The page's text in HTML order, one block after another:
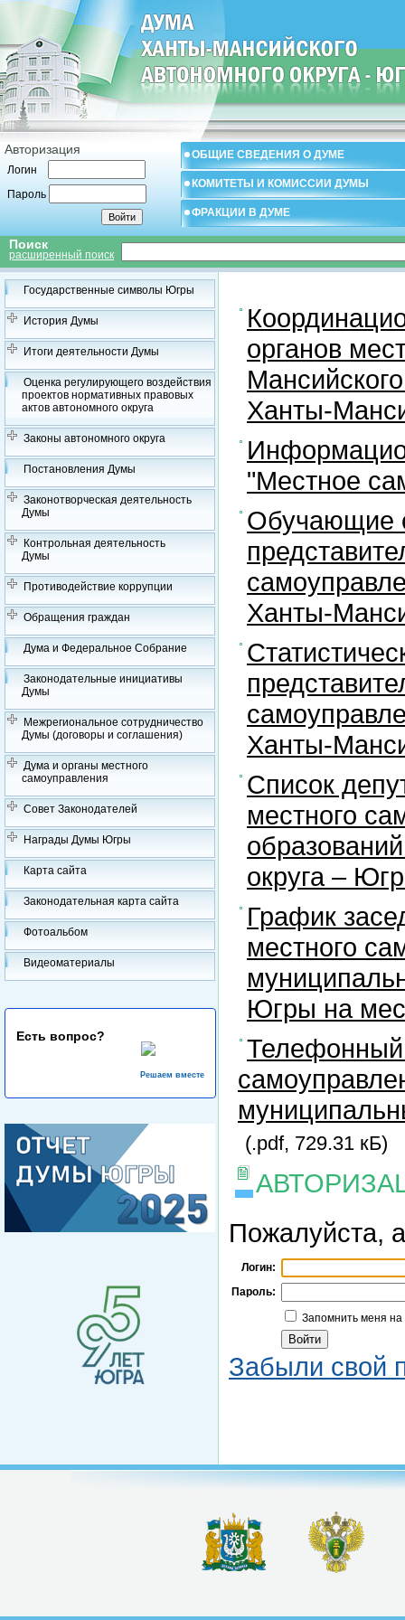
Авторизация
Логин
Пароль
ОБЩИЕ СВЕДЕНИЯ О ДУМЕ
КОМИТЕТЫ И КОМИССИИ ДУМЫ
ФРАКЦИИ В ДУМЕ
Поиск
расширенный поиск
Государственные символы Югры
История Думы
Итоги деятельности Думы
Оценка регулирующего воздействия
проектов нормативных правовых
актов автономного округа
Законы автономного округа
Постановления Думы
Законотворческая деятельность
Думы
Контрольная деятельность
Думы
Противодействие коррупции
Обращения граждан
Дума и Федеральное Собрание
Законодательные инициативы
Думы
Межрегиональное сотрудничество
Думы (договоры и соглашения)
Дума и органы местного
самоуправления
Совет Законодателей
Награды Думы Югры
Карта сайта
Законодательная карта сайта
Фотоальбом
Видеоматериалы
Есть вопрос?
Решаем вместе
органов
Ханты-
"Местное
Обучающие
Ханты-
Ханты-
Список
местного
округа –
График
местного
Югры на
Телефонный
(.pdf, 729.31 кБ)
Пожалуйста,
Логин:
Пароль:
Запомнить меня
Забыли свой